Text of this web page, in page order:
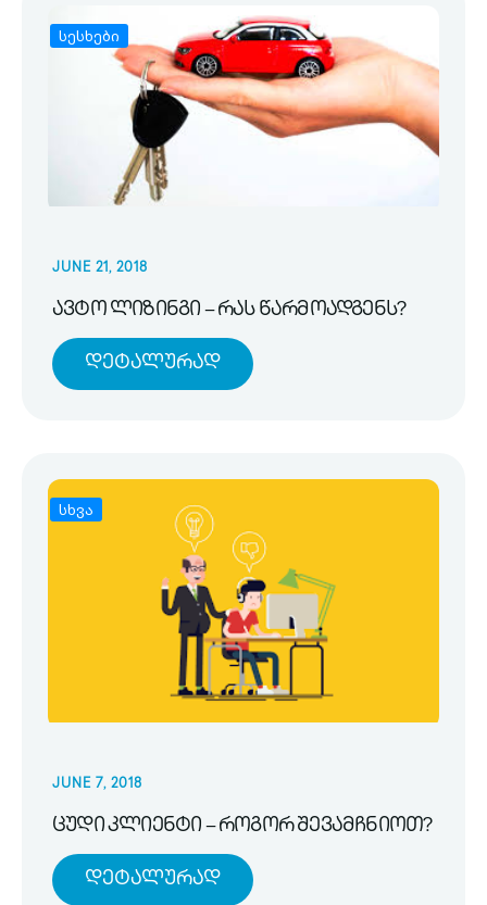
სესხები
JUNE 21, 2018
ავტო ლიზინგი – რას წარმოადგენს?
Დეტალურად
სხვა
JUNE 7, 2018
ცუდი კლიენტი – როგორ შევამჩნიოთ?
Დეტალურად